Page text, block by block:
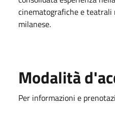
cinematografiche e teatrali
milanese.
Modalità
Per informazioni e